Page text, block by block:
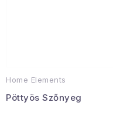
Home Elements
Pöttyös Szőnyeg